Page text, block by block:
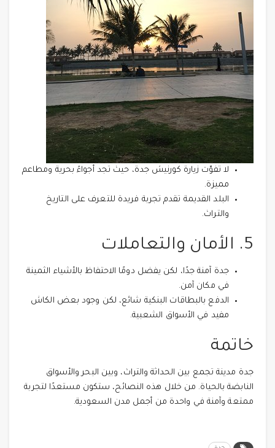
لا تفوّت زيارة كورنيش جدة، حيث تجد أجواءً بحرية ومطاعم
مميزة.
البلد القديمة تقدم تجربة فريدة للتعرف على التاريخ
والتراث.
5. الأمان والتعاملات
جدة آمنة جدًا، لكن يفضل دومًا الاحتفاظ بالأشياء الثمينة
في مكان آمن.
الدفع بالبطاقات البنكية شائع، لكن وجود بعض الكاش
مفيد في الأسواق الشعبية.
خاتمة
جدة مدينة تجمع بين الحداثة والتراث، وبين البحر والأسواق
النابضة بالحياة. من خلال هذه النصائح، ستكون مستعدًا لتجربة
ممتعة وآمنة في واحدة من أجمل مدن السعودية.